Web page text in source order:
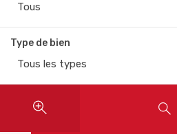
Tous
Type de bien
Tous les types